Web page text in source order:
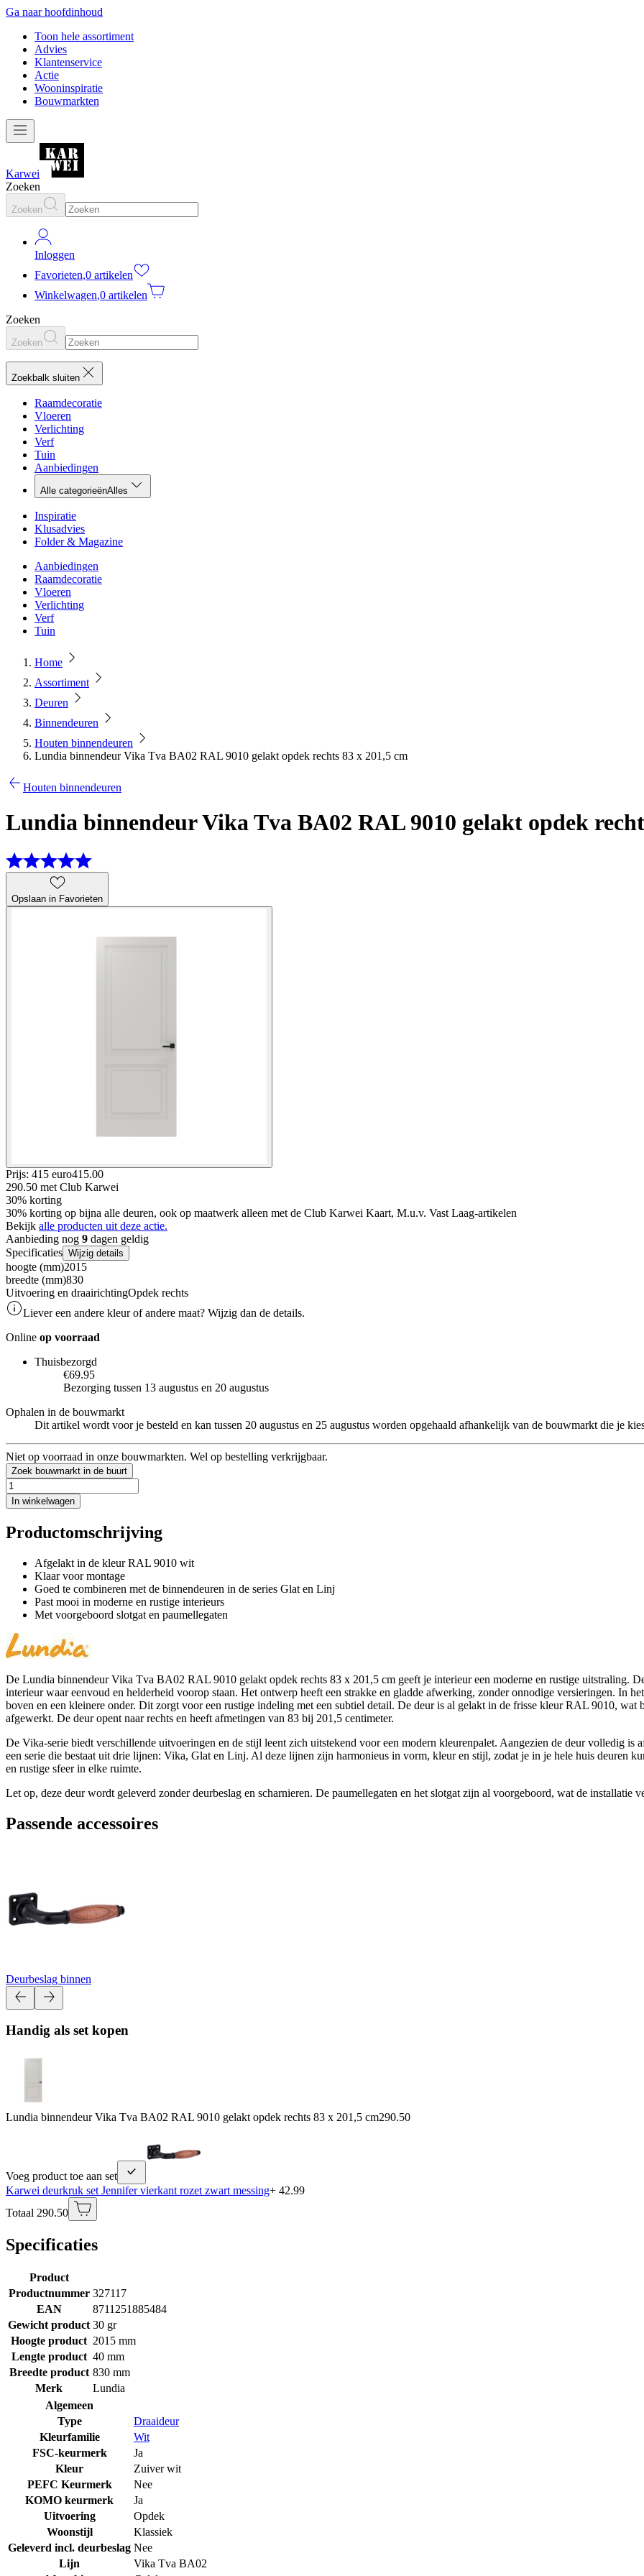
Ga naar hoofdinhoud
Toon hele assortiment
Advies
Klantenservice
Actie
Wooninspiratie
Bouwmarkten
Karwei
Zoeken
Zoeken
Inloggen
Favorieten,0 artikelen
Winkelwagen,0 artikelen
Zoeken
Zoeken
Zoekbalk sluiten
Raamdecoratie
Vloeren
Verlichting
Verf
Tuin
Aanbiedingen
Alle categorieënAlles
Inspiratie
Klusadvies
Folder & Magazine
Aanbiedingen
Raamdecoratie
Vloeren
Verlichting
Verf
Tuin
Home
Assortiment
Deuren
Binnendeuren
Houten binnendeuren
Lundia binnendeur Vika Tva BA02 RAL 9010 gelakt opdek rechts 83 x 201,5 cm
Houten binnendeuren
Lundia binnendeur Vika Tva BA02 RAL 9010 gelakt opdek
Opslaan in Favorieten
Prijs: 415 euro415.00
290.50 met Club Karwei
30% korting
30% korting op bijna alle deuren, ook op maatwerk alleen met de Club Karwei Kaart, M.u.v. Vast Laag-artikelen
Bekijk alle producten uit deze actie.
Aanbieding nog 9 dagen geldig
Specificaties Wijzig details
hoogte (mm)2015
breedte (mm)830
Uitvoering en draairichtingOpdek rechts
Liever een andere kleur of andere maat? Wijzig dan de details.
Online op voorraad
Thuisbezorgd
€69.95
Bezorging tussen 13 augustus en 20 augustus
Ophalen in de bouwmarkt
Dit artikel wordt voor je besteld en kan tussen 20 augustus en 25 augustus worden opgehaald afhankelijk van de bouwmarkt die je
Niet op voorraad in onze bouwmarkten. Wel op bestelling verkrijgbaar.
Zoek bouwmarkt in de buurt
In winkelwagen
Productomschrijving
Afgelakt in de kleur RAL 9010 wit
Klaar voor montage
Goed te combineren met de binnendeuren in de series Glat en Linj
Past mooi in moderne en rustige interieurs
Met voorgeboord slotgat en paumellegaten
De Lundia binnendeur Vika Tva BA02 RAL 9010 gelakt opdek rechts 83 x 201,5 cm geeft je interieur een moderne en rustige uitstraling.
interieur waar eenvoud en helderheid voorop staan. Het ontwerp heeft een strakke en gladde afwerking, zonder onnodige versieringen. In
boven en een kleinere onder. Dit zorgt voor een rustige indeling met een subtiel detail. De deur is al gelakt in de frisse kleur RAL 9010,
afgewerkt. De deur opent naar rechts en heeft afmetingen van 83 bij 201,5 centimeter.
De Vika-serie biedt verschillende uitvoeringen en de stijl leent zich uitstekend voor een modern kleurenpalet. Aangezien de deur volledig is
een serie die bestaat uit drie lijnen: Vika, Glat en Linj. Al deze lijnen zijn harmonieus in vorm, kleur en stijl, zodat je in je hele huis deuren
en rustige sfeer in elke ruimte.
Let op, deze deur wordt geleverd zonder deurbeslag en scharnieren. De paumellegaten en het slotgat zijn al voorgeboord, wat de installatie
Passende accessoires
Deurbeslag binnen
Handig als set kopen
Lundia binnendeur Vika Tva BA02 RAL 9010 gelakt opdek rechts 83 x 201,5 cm290.50
Voeg product toe aan set
Karwei deurkruk set Jennifer vierkant rozet zwart messing+ 42.99
Totaal 290.50
Specificaties
Product
Productnummer 327117
EAN
8711251885484
Gewicht product 30 gr
Hoogte product 2015 mm
Lengte product 40 mm
Breedte product 830 mm
Merk
Lundia
Algemeen
Type
Draaideur
Kleurfamilie
Wit
FSC-keurmerk
Ja
Kleur
Zuiver wit
PEFC Keurmerk
Nee
KOMO keurmerk
Ja
Uitvoering
Opdek
Woonstijl
Klassiek
Geleverd incl. deurbeslag Nee
Lijn
Vika Tva BA02